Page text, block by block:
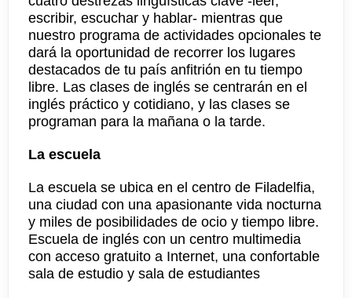
escribir, escuchar y hablar- mientras que
nuestro programa de actividades opcionales te
dará la oportunidad de recorrer los lugares
destacados de tu país anfitrión en tu tiempo
libre. Las clases de inglés se centrarán en el
inglés práctico y cotidiano, y las clases se
programan para la mañana o la tarde.
La escuela
La escuela se ubica en el centro de Filadelfia,
una ciudad con una apasionante vida nocturna
y miles de posibilidades de ocio y tiempo libre.
Escuela de inglés con un centro multimedia
con acceso gratuito a Internet, una confortable
sala de estudio y sala de estudiantes